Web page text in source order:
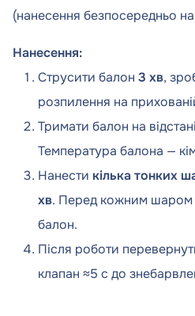
(нанесення безпосередньо
Нанесення:
Струсити балон 3 хв,
розпилення на
Тримати балон на відстані
Температура балона —
Нанести кілька тонких
хв. Перед кожним шаром
балон.
Після роботи
клапан ≈5 с до